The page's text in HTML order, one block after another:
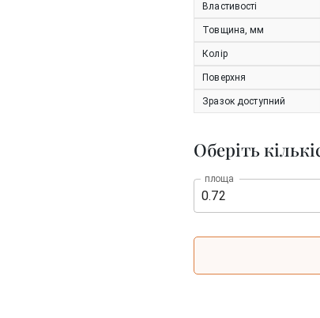
Властивості
Товщина, мм
Колір
Поверхня
Зразок доступний
Оберіть
площа